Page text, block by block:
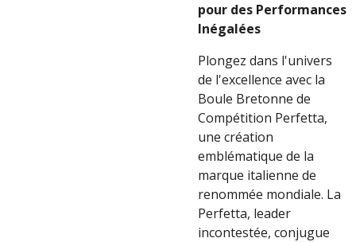
pour des Performances
Inégalées
Plongez dans l'univers
de l'excellence avec la
Boule Bretonne de
Compétition Perfetta,
une création
emblématique de la
marque italienne de
renommée mondiale. La
Perfetta, leader
incontestée, conjugue